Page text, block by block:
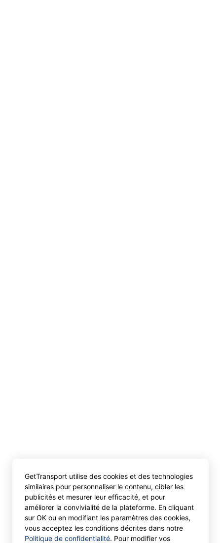
GetTransport utilise des cookies et des technologies
similaires pour personnaliser le contenu, cibler les
publicités et mesurer leur efficacité, et pour
améliorer la convivialité de la plateforme. En cliquant
sur OK ou en modifiant les paramètres des cookies,
vous acceptez les conditions décrites dans notre
Politique de confidentialité. Pour modifier vos